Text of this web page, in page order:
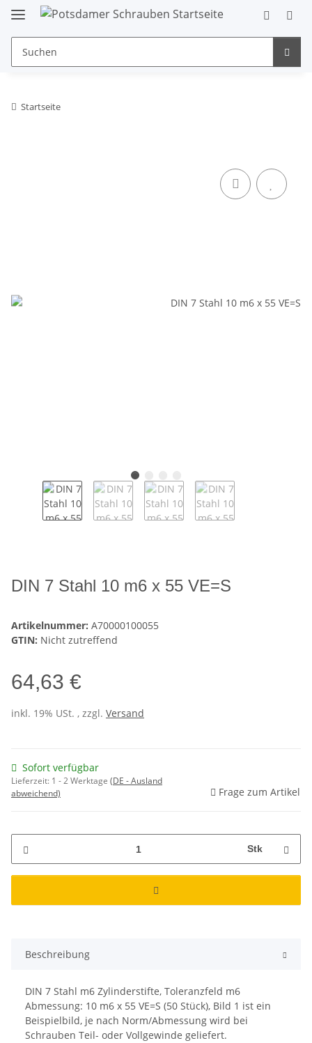
Startseite
DIN 7 Stahl 10 m6 x 55 VE=S
Artikelnummer: A70000100055
GTIN: Nicht zutreffend
64,63 €
inkl. 19% USt. , zzgl. Versand
Sofort verfügbar
Lieferzeit: 1 - 2 Werktage (DE - Ausland
abweichend)
Frage zum Artikel
Stk
Beschreibung
DIN 7 Stahl m6 Zylinderstifte, Toleranzfeld m6
Abmessung: 10 m6 x 55 VE=S (50 Stück), Bild 1 ist ein
Beispielbild, je nach Norm/Abmessung wird bei
Schrauben Teil- oder Vollgewinde geliefert.